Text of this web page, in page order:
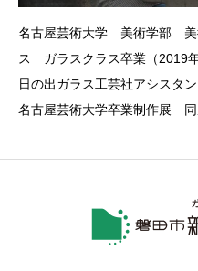
名古屋芸術大学 美術学部 美
ス ガラスクラス卒業（2019年
日の出ガラス工芸社アシスタ
名古屋芸術大学卒業制作展 同